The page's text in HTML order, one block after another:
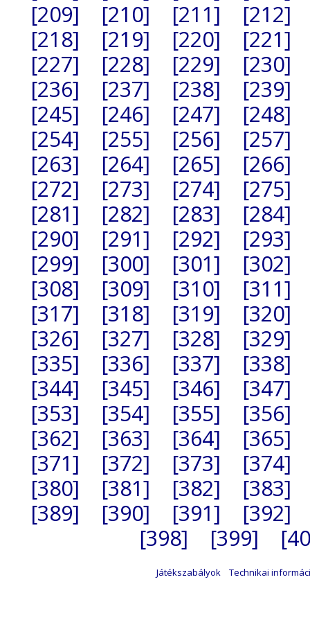
[209]
[210] [211]
[212]
[218]
[219] [220]
[221]
[227]
[228] [229]
[230]
[236]
[237] [238]
[239]
[245]
[246] [247]
[248]
[254]
[255] [256]
[257]
[263]
[264] [265]
[266]
[272]
[273] [274]
[275]
[281]
[282] [283]
[284]
[290]
[291] [292]
[293]
[299]
[300] [301]
[302]
[308]
[309] [310]
[311]
[317]
[318] [319]
[320]
[326]
[327] [328]
[329]
[335]
[336] [337]
[338]
[344]
[345] [346]
[347]
[353]
[354] [355]
[356]
[362]
[363] [364]
[365]
[371]
[372] [373]
[374]
[380]
[381] [382]
[383]
[389]
[390] [391]
[392]
[398]
[399]
Játékszabályok Technikai